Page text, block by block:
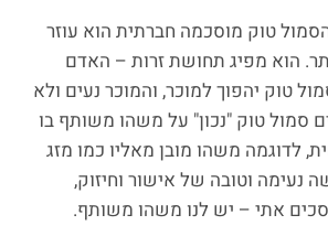
טוק מוסכמה חברתית הוא עוזר
הוא מפיג תחושת זרות – האדם
טוק יהפוך למוכר, והמוכר נעים ולא
סמול טוק "נכון" על משהו משותף בו
לדוגמה משהו מובן מאליו כמו מזג
נעימה וטובה של אישור וחיזוק,
אתי – יש לנו משהו משותף.